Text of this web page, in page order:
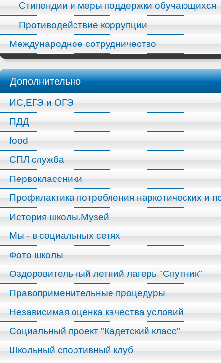
Стипендии и меры поддержки обучающихся
Противодействие коррупции
Международное сотрудничество
Дополнительно
ИС,ЕГЭ и ОГЭ
ПДД
food
СПЛ служба
Первоклассники
Профилактика потребления наркотических и
История школы.Музей
Мы - в социальных сетях
Фото школы
Оздоровительный летний лагерь "Спутник"
Правоприменительные процедуры
Независимая оценка качества условий
Социальный проект "Кадетский класс"
Школьный спортивный клуб